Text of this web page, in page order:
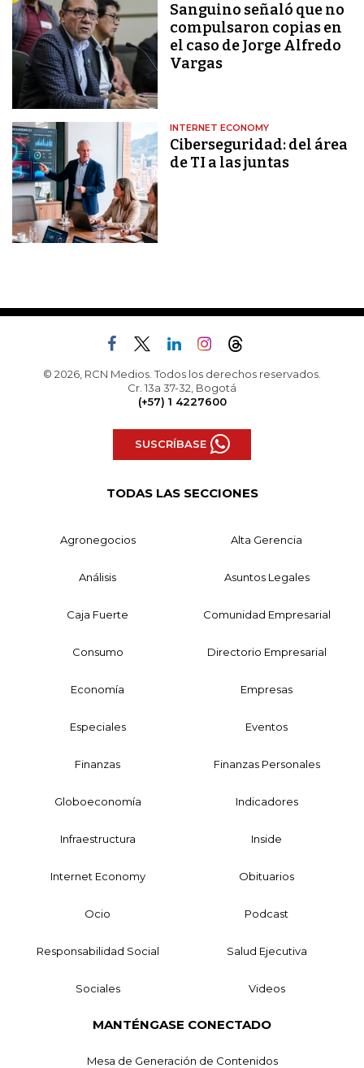
Sanguino señaló que no
compulsaron copias en
el caso de Jorge Alfredo
Vargas
INTERNET ECONOMY
Ciberseguridad: del área
de TI a las juntas
© 2026, RCN Medios. Todos los derechos reservados.
Cr. 13a 37-32, Bogotá
(+57) 1 4227600
SUSCRÍBASE
TODAS LAS SECCIONES
Agronegocios Alta Gerencia
Análisis Asuntos Legales
Caja Fuerte Comunidad Empresarial
Consumo Directorio Empresarial
Economía Empresas
Especiales Eventos
Finanzas Finanzas Personales
Globoeconomía Indicadores
Infraestructura Inside
Internet Economy Obituarios
Ocio Podcast
Responsabilidad Social Salud Ejecutiva
Sociales Videos
MANTÉNGASE CONECTADO
Mesa de Generación de Contenidos